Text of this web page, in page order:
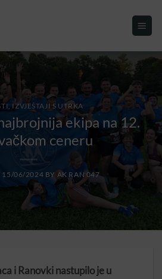
IZVJEŠTAJI S UTRKA
ekipa na 12.
ceneru
15/06/2024 BY AK RAN 047
i Ranovki nastupilo je u